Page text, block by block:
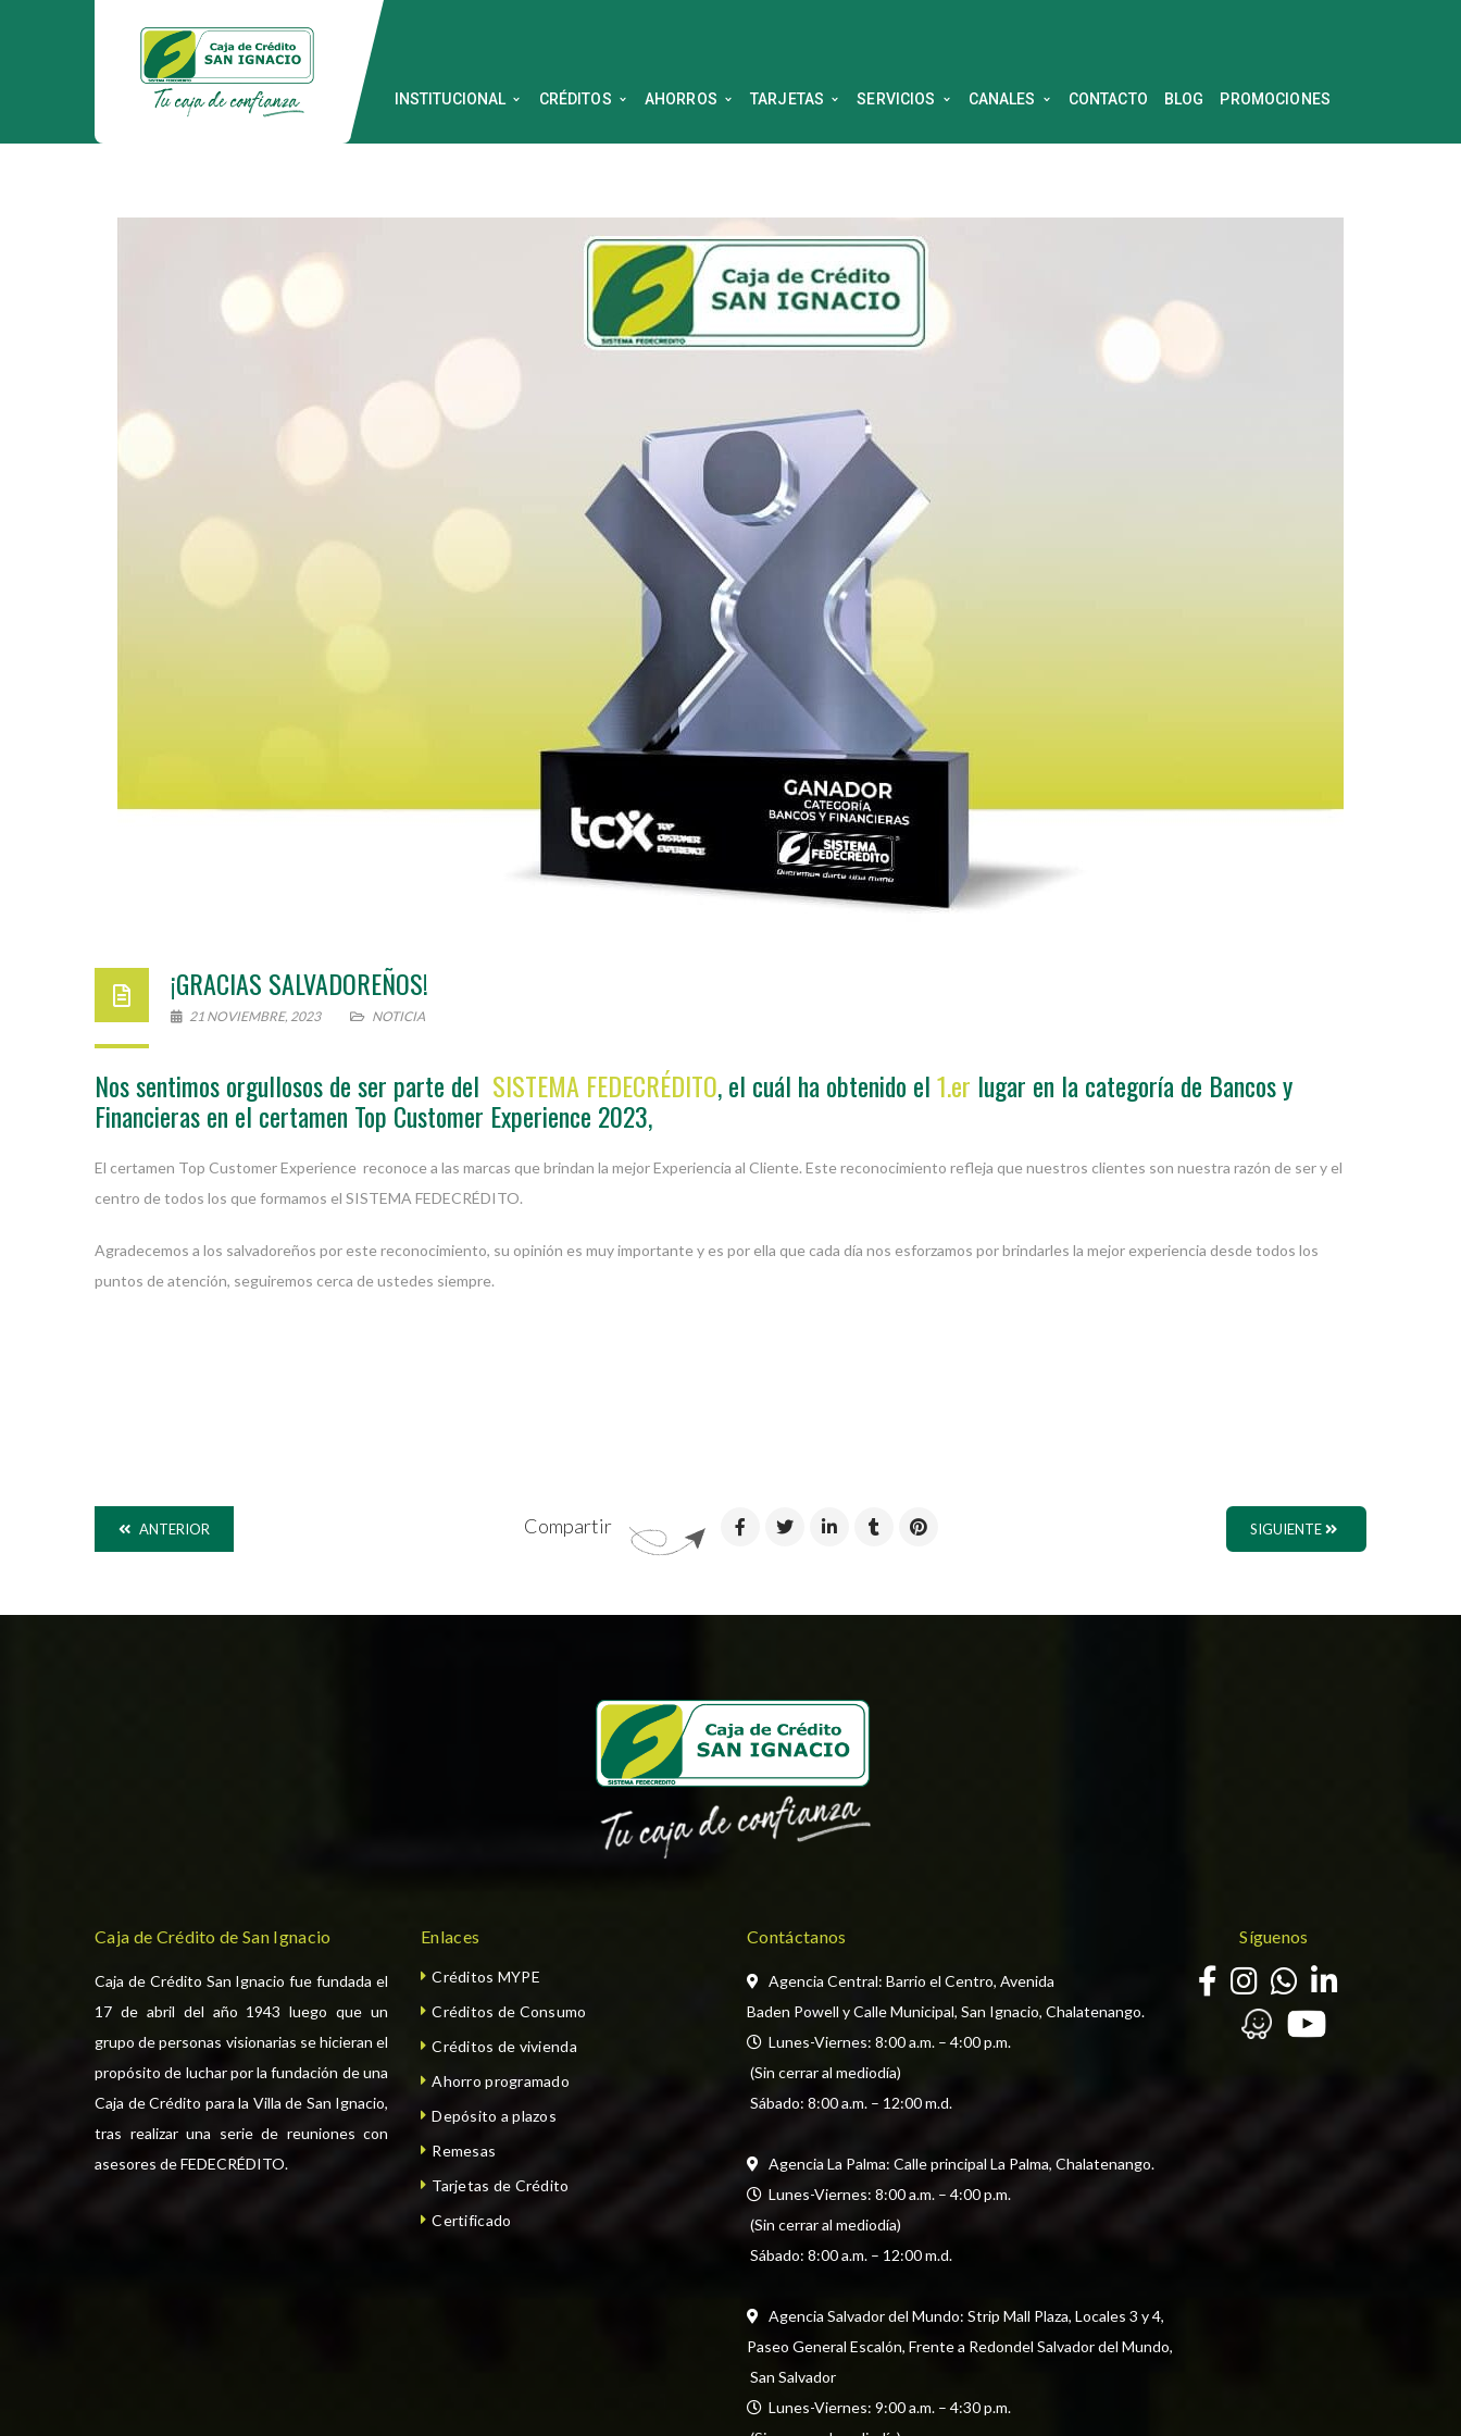
INSTITUCIONAL CRÉDITOS AHORROS TARJETAS SERVICIOS CANALES CONTACTO BLOG PROMOCIONES
¡GRACIAS SALVADOREÑOS!
21 NOVIEMBRE, 2023 NOTICIA
Nos sentimos orgullosos de ser parte del SISTEMA FEDECRÉDITO, el cuál ha obtenido el1.er lugar en la categoría de Bancos y
Financieras en el certamen Top Customer Experience 2023,
El certamen Top Customer Experience reconoce a las marcas que brindan la mejor Experiencia al Cliente. Este reconocimiento refleja que nuestros clientes son nuestra razón de ser y el
centro de todos los que formamos el SISTEMA FEDECRÉDITO.
Agradecemos a los salvadoreños por este reconocimiento, su opinión es muy importante y es por ella que cada día nos esforzamos por brindarles la mejor experiencia desde todos los
puntos de atención, seguiremos cerca de ustedes siempre.
Compartir
ANTERIOR SIGUIENTE
Caja de Crédito de San Ignacio
Caja de Crédito San Ignacio fue fundada el
17 de abril del año 1943 luego que un
grupo de personas visionarias se hicieran el
propósito de luchar por la fundación de una
Caja de Crédito para la Villa de San Ignacio,
tras realizar una serie de reuniones con
asesores de FEDECRÉDITO.
Enlaces
Créditos MYPE
Créditos de Consumo
Créditos de vivienda
Ahorro programado
Depósito a plazos
Remesas
Tarjetas de Crédito
Certificado
Contáctanos
Agencia Central: Barrio el Centro, Avenida
Baden Powell y Calle Municipal, San Ignacio, Chalatenango.
  Lunes-Viernes: 8:00 a.m. – 4:00 p.m.
(Sin cerrar al mediodía)
Sábado: 8:00 a.m. – 12:00 m.d.
Agencia La Palma: Calle principal La Palma, Chalatenango.
  Lunes-Viernes: 8:00 a.m. – 4:00 p.m.
(Sin cerrar al mediodía)
Sábado: 8:00 a.m. – 12:00 m.d.
Agencia Salvador del Mundo: Strip Mall Plaza, Locales 3 y 4,
Paseo General Escalón, Frente a Redondel Salvador del Mundo,
San Salvador
  Lunes-Viernes: 9:00 a.m. – 4:30 p.m.
Síguenos